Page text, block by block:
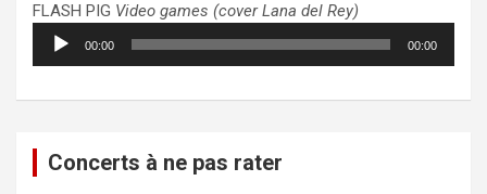
FLASH PIG Video games (cover Lana del Rey)
Lecteur
audio
00:00 00:00
Concerts à ne pas rater